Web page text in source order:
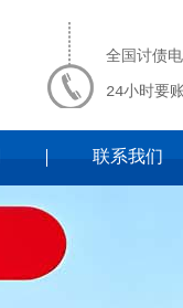
全国讨债电
24小时要
联系我们